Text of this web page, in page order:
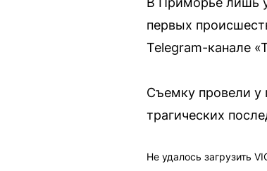
первых
Telegram-канале
Съемку провели у
трагических
Не удалось загрузить